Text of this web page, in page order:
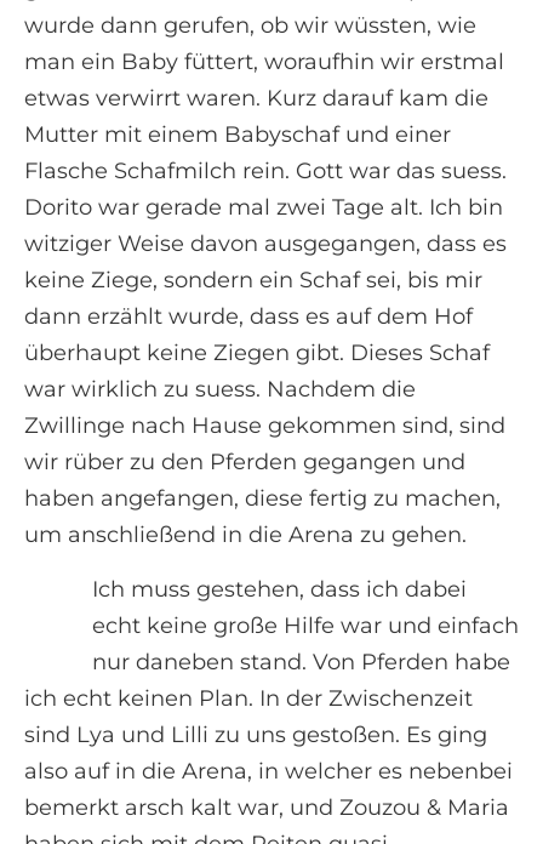
wurde dann gerufen, ob wir wüssten, wie
man ein Baby füttert, woraufhin wir erstmal
etwas verwirrt waren. Kurz darauf kam die
Mutter mit einem Babyschaf und einer
Flasche Schafmilch rein. Gott war das suess.
Dorito war gerade mal zwei Tage alt. Ich bin
witziger Weise davon ausgegangen, dass es
keine Ziege, sondern ein Schaf sei, bis mir
dann erzählt wurde, dass es auf dem Hof
überhaupt keine Ziegen gibt. Dieses Schaf
war wirklich zu suess. Nachdem die
Zwillinge nach Hause gekommen sind, sind
wir rüber zu den Pferden gegangen und
haben angefangen, diese fertig zu machen,
um anschließend in die Arena zu gehen.
Ich muss gestehen, dass ich dabei
echt keine große Hilfe war und einfach
nur daneben stand. Von Pferden habe
ich echt keinen Plan. In der Zwischenzeit
sind Lya und Lilli zu uns gestoßen. Es ging
also auf in die Arena, in welcher es nebenbei
bemerkt arsch kalt war, und Zouzou & Maria